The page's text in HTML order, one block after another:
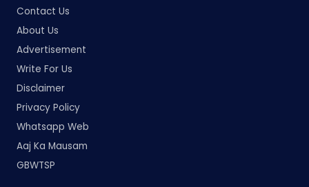
Contact Us
About Us
Advertisement
Write For Us
Disclaimer
Privacy Policy
Whatsapp Web
Aaj Ka Mausam
GBWTSP